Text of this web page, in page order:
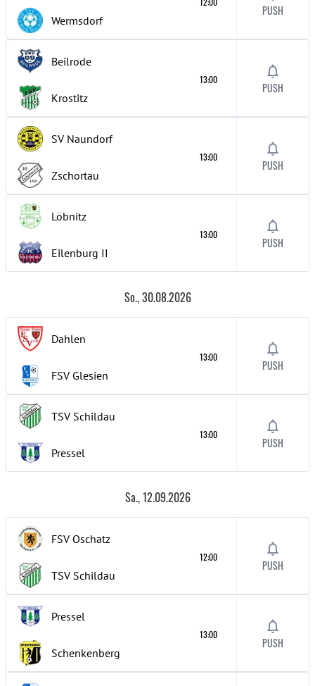
Wermsdorf
PUSH
Beilrode
Krostitz
13:00
PUSH
SV Naundorf
Zschortau
13:00
PUSH
Löbnitz
Eilenburg II
13:00
PUSH
So., 30.08.2026
Dahlen
FSV Glesien
13:00
PUSH
TSV Schildau
Pressel
13:00
PUSH
Sa., 12.09.2026
FSV Oschatz
TSV Schildau
12:00
PUSH
Pressel
Schenkenberg
13:00
PUSH